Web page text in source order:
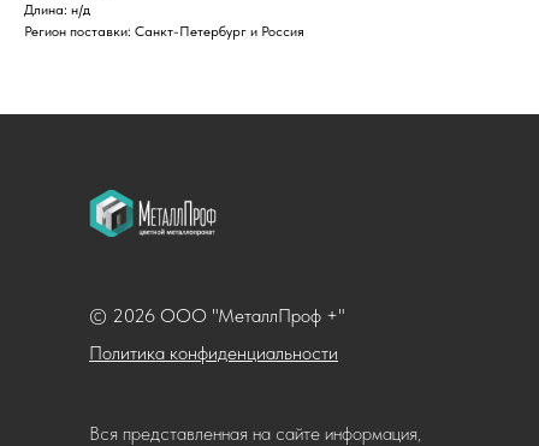
Длина: н/д
Регион поставки: Санкт-Петербург и Россия
Политика конфиденциальности
© 2026 ООО "МеталлПроф +"
Вся представленная на сайте информация,